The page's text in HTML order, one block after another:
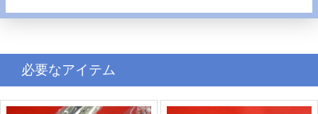
必要なアイテム